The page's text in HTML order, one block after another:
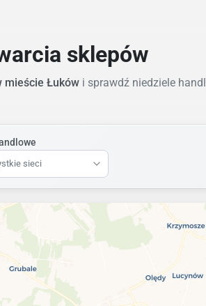
sklepów
mieście Łuków i sprawdź niedziele
sieci